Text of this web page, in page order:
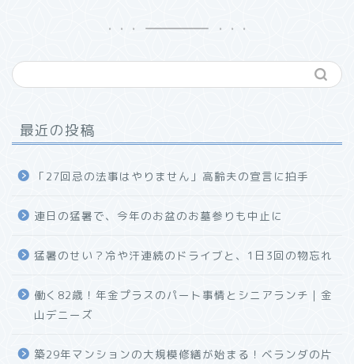
最近の投稿
「27回忌の法事はやりません」高齢夫の宣言に拍手
連日の猛暑で、今年のお盆のお墓参りも中止に
猛暑のせい？冷や汗連続のドライブと、1日3回の物忘れ
働く82歳！年金プラスのパート事情とシニアランチ｜金
山デニーズ
築29年マンションの大規模修繕が始まる！ベランダの片